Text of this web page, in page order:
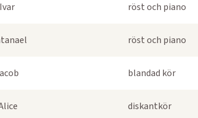
röst och piano
röst och piano
blandad kör
diskantkör